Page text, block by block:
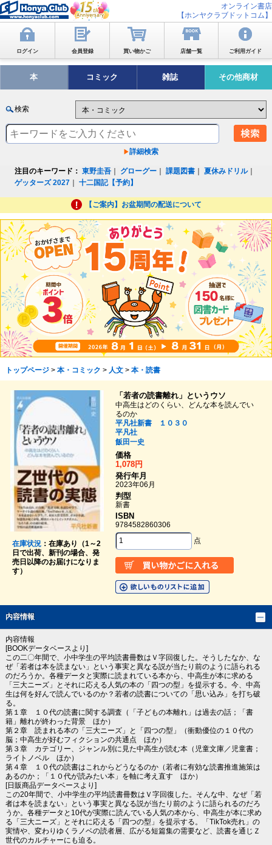
オンライン書店
【ホンヤクラブドットコム】
ログイン 会員登録 買い物かご 店舗一覧 ご利用ガイド
本 コミック 雑誌 その他商材
検索
詳細検索
注目のキーワード： 東野圭吾 グローグー ｜課題図書 ｜夏休みドリル｜
ゲッターズ 2027 ｜十二国記【予約】
【ご案内】お盆期間の配送について
トップページ> 本・コミック > 人文> 本・読書
在庫状況：在庫あり（1～2
日で出荷、新刊の場合、発
売日以降のお届けになりま
す）
「若者の読書離れ」というウソ
中高生はどのくらい、どんな本を読んでい
るのか
平凡社新書 １０３０
平凡社
飯田一史
価格
1,078円
発行年月
2023年06月
判型
新書
ISBN
9784582860306
点
内容情報
内容情報
[BOOKデータベースより]
この二〇年間で、小中学生の平均読書冊数はＶ字回復した。そうしたなか、な
ぜ「若者は本を読まない」という事実と異なる説が当たり前のように語られる
のだろうか。各種データと実際に読まれている本から、中高生が本に求める
「三大ニーズ」とそれに応える人気の本の「四つの型」を提示する。今、中高
生は何を好んで読んでいるのか？若者の読書についての「思い込み」を打ち破
る。
第１章 １０代の読書に関する調査（「子どもの本離れ」は過去の話；「書
籍」離れが終わった背景 ほか）
第２章 読まれる本の「三大ニーズ」と「四つの型」（衝動優位の１０代の
脳；中高生が好むフィクションの共通点 ほか）
第３章 カテゴリー、ジャンル別に見た中高生が読む本（児童文庫／児童書；
ライトノベル ほか）
第４章 １０代の読書はこれからどうなるのか（若者に有効な読書推進施策は
あるのか；「１０代が読みたい本」を軸に考え直す ほか）
[日販商品データベースより]
この20年間で、小中学生の平均読書冊数はＶ字回復した。そんな中、なぜ「若
者は本を読まない」という事実と異なる説が当たり前のように語られるのだろ
うか。各種データと10代が実際に読んでいる人気の本から、中高生が本に求め
る「三大ニーズ」とそれに応える「四つの型」を提示する。「TikTok売れ」の
実情や、変わりゆくラノベの読者層、広がる短篇集の需要など、読書を通じＺ
世代のカルチャーにも迫る。